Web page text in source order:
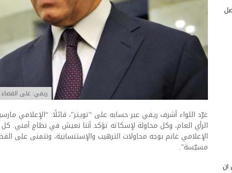
ريفي: على
غرّد اللواء أشرف ريفي عبر حسابه على “تويتر”، قائلًا: “الإعلامي
الرأي العام، وكل محاولة لإسكاته تؤكد أننا نعيش في نظامٍ أمني.
الإعلامي غانم بوجه محاولات الترهيب والإستنسابية، ونتمنى على
مسيّسة”.
أن